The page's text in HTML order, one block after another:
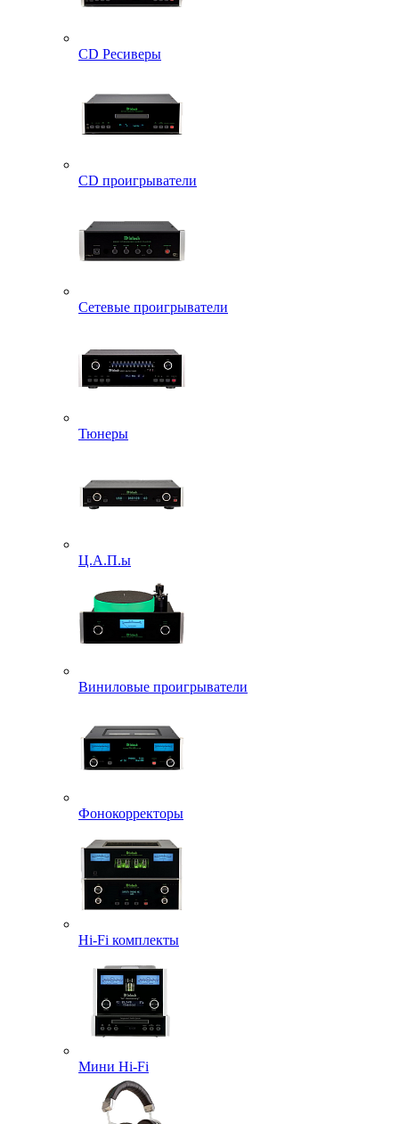
CD Ресиверы
CD проигрыватели
Сетевые проигрыватели
Тюнеры
Ц.А.П.ы
Виниловые проигрыватели
Фонокорректоры
Hi-Fi комплекты
Мини Hi-Fi